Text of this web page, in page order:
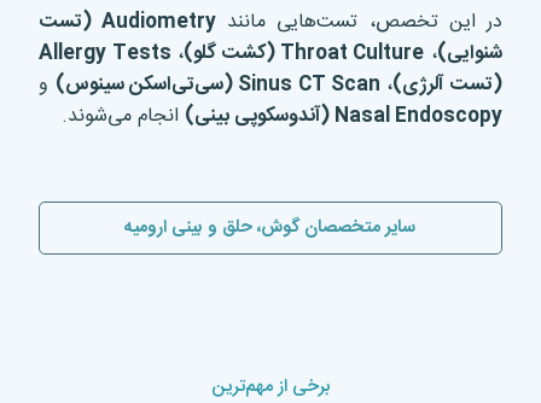
در این تخصص، تست‌هایی مانند
Audiometry (تست
شنوایی)، Throat Culture (کشت گلو) ، Allergy Tests
(تست آلرژی)، Sinus CT Scan (سی‌تی‌اسکن سینوس)
و
Nasal Endoscopy (آندوسکوپی بینی)
انجام می‌شوند.
سایر متخصصان گوش، حلق و بینی ارومیه
برخی از مهم‌ترین